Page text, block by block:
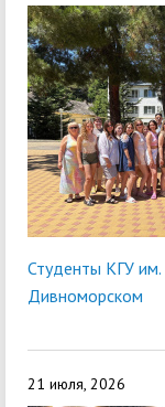
Студенты КГУ им.
Дивноморском
21 июля, 2026